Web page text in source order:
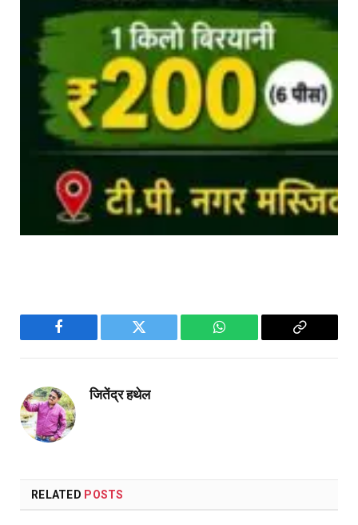
Facebook Twitter WhatsApp
Copy
जितेंद्र हथेल
RELATED POSTS